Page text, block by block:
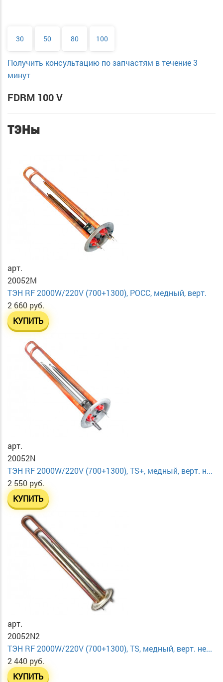
30 50 80 100
Получить консультацию по запчастям в течение 3
минут
FDRM 100 V
ТЭНы
арт.
20052M
ТЭН RF 2000W/220V (700+1300), РОСС, медный, верт.
2 660 руб.
КУПИТЬ
арт.
20052N
ТЭН RF 2000W/220V (700+1300), TS+, медный, верт. н...
2 550 руб.
КУПИТЬ
арт.
20052N2
ТЭН RF 2000W/220V (700+1300), TS, медный, верт. не...
2 440 руб.
КУПИТЬ